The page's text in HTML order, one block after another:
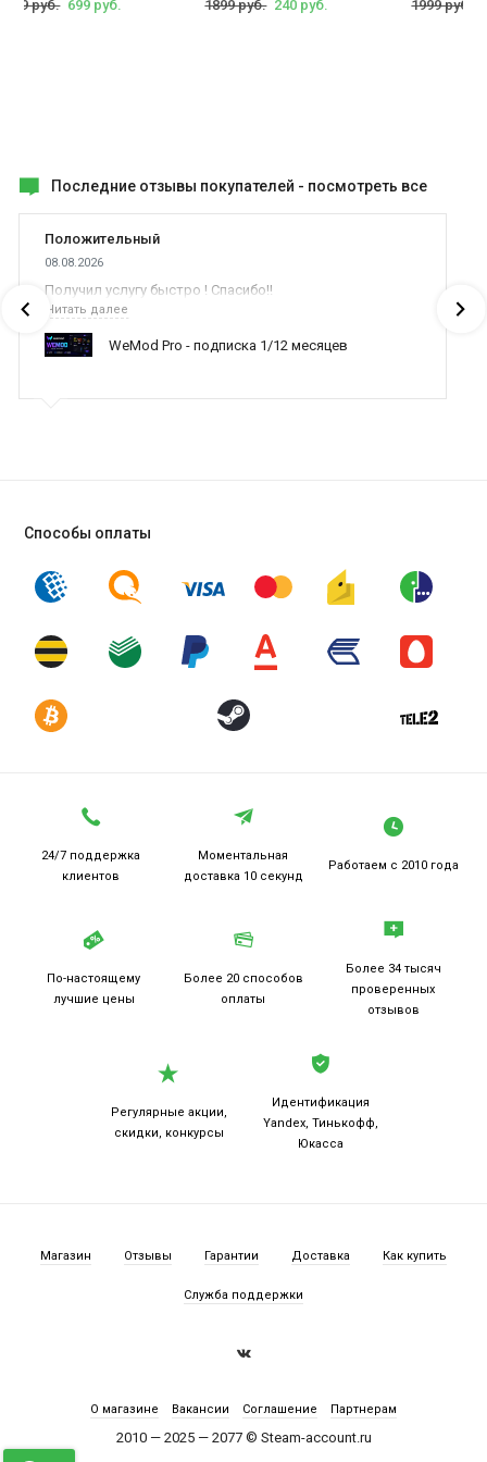
руб. 699 руб. 1899 руб. 240 руб. 1999 руб.
Последние отзывы покупателей - посмотреть все
Положительный
08.08.2026
Получил услугу быстро ! Спасибо!!
Читать далее
WeMod Pro - подписка 1/12 месяцев
Способы оплаты
24/7 поддержка
клиентов
Моментальная
доставка 10 секунд
Работаем с 2010 года
По-настоящему
лучшие цены
Более 20 способов
оплаты
Более 34 тысяч
проверенных
отзывов
Регулярные акции,
скидки, конкурсы
Идентификация
Yandex, Тинькофф,
Юкасса
Магазин Отзывы Гарантии Доставка Как купить
Служба поддержки
2010 — 2025 — 2077 © Steam-account.ru
О магазине Вакансии Соглашение Партнерам